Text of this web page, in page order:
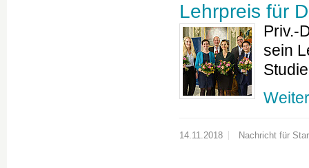
Lehrpreis für
Priv.-
sein
14.11.2018 Nachricht für